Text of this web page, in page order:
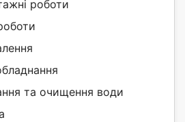
роботи
та очищення води